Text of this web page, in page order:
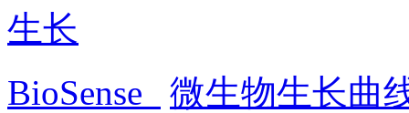
生长
BioSense
微生物生长曲